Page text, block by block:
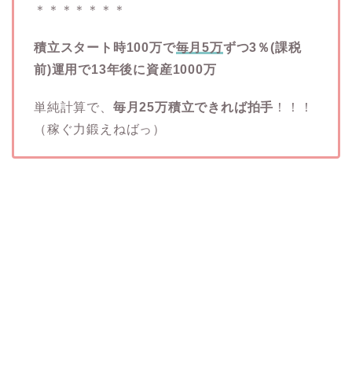
＊＊＊＊＊＊＊
積立スタート時100万で毎月5万ずつ3％(課税
前)運用で13年後に資産1000万
単純計算で、 毎月25万積立できれば拍手 ！！！
（稼ぐ力鍛えねばっ）